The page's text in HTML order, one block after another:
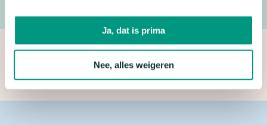
Ja, dat is prima
Nee, alles weigeren